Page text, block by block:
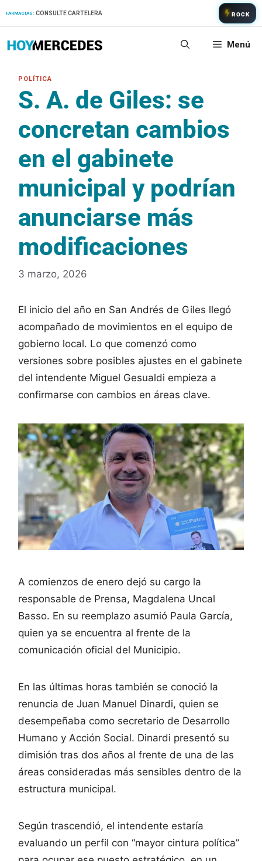
FARMACIAS: CONSULTE CARTELERA ROCK
Menú
S. A. de Giles: se
concretan cambios
en el gabinete
municipal y podrían
anunciarse más
modificaciones
3 marzo, 2026
El inicio del año en San Andrés de Giles llegó
acompañado de movimientos en el equipo de
gobierno local. Lo que comenzó como
versiones sobre posibles ajustes en el gabinete
del intendente Miguel Gesualdi empieza a
confirmarse con cambios en áreas clave.
A comienzos de enero dejó su cargo la
responsable de Prensa, Magdalena Uncal
Basso. En su reemplazo asumió Paula García,
quien ya se encuentra al frente de la
comunicación oficial del Municipio.
En las últimas horas también se conoció la
renuncia de Juan Manuel Dinardi, quien se
desempeñaba como secretario de Desarrollo
Humano y Acción Social. Dinardi presentó su
dimisión tras dos años al frente de una de las
áreas consideradas más sensibles dentro de la
estructura municipal.
Según trascendió, el intendente estaría
evaluando un perfil con “mayor cintura política”